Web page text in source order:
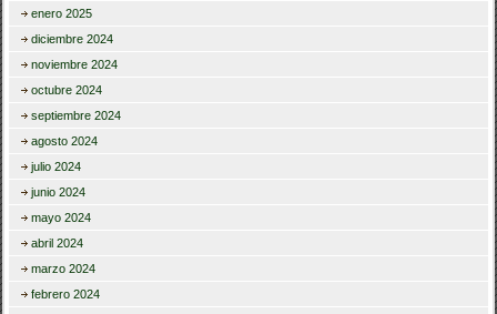
enero 2025
diciembre 2024
noviembre 2024
octubre 2024
septiembre 2024
agosto 2024
julio 2024
junio 2024
mayo 2024
abril 2024
marzo 2024
febrero 2024